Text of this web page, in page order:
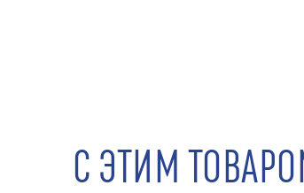
С ЭТИМ